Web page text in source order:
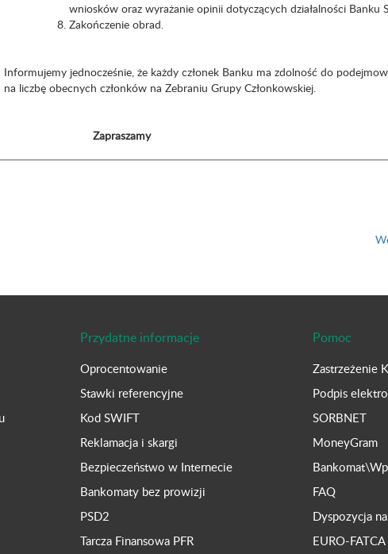
wniosków oraz wyrażanie opinii dotyczących działalności Banku
Zakończenie obrad.
Informujemy jednocześnie, że każdy członek Banku ma zdolność do
na liczbę obecnych członków na Zebraniu Grupy Członkowskiej.
Zapraszamy
Przydatne informacje
Oprocentowanie
Stawki referencyjne
Kod SWIFT
Reklamacja i skargi
Bezpieczeństwo w Internecie
Bankomaty bez prowizji
PSD2
Tarcza Finansowa PFR
Pomoc
Zastrzeżenie
Podpis
SORBNET
MoneyGram
FAQ
Dyspozycja
EURO-FATCA